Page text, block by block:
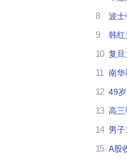
新疆
今年
我没别
喜雨
8 波士
9 韩红
10 复旦
11 南华
12 49
13 高三
14 男
15 A股